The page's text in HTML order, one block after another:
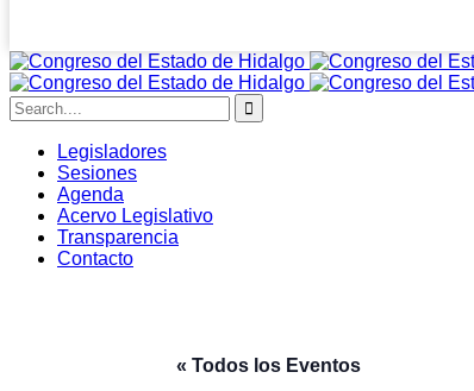
Legisladores
Sesiones
Agenda
Acervo Legislativo
Transparencia
Contacto
« Todos los Eventos